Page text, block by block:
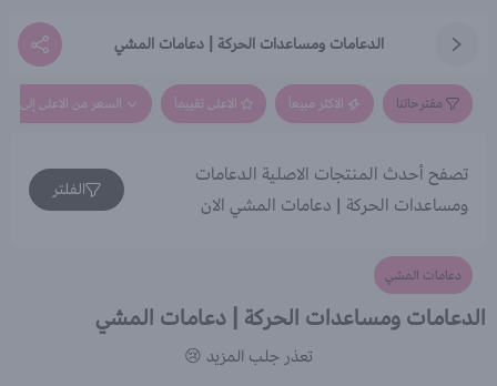
الدعامات ومساعدات الحركة | دعامات المشي
مقترحاتنا الاكثر مبيعاً الاعلى تقييماً السعر من الاعلى إلى
تصفح أحدث المنتجات الاصلية الدعامات
ومساعدات الحركة | دعامات المشي الان
الفلتر
دعامات المشي
الدعامات ومساعدات الحركة | دعامات المشي
تعذر جلب المزيد 😢